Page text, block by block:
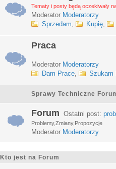
Tematy i posty będą oczekiwały
Moderator Moderatorzy
Sprzedam, Kupię,
Praca
Moderator Moderatorzy
Dam Prace, Szukam
Sprawy Techniczne
Forum Ostatni post:
Problemy,Zmiany,Propozycje
Moderator Moderatorzy
Kto jest na Forum